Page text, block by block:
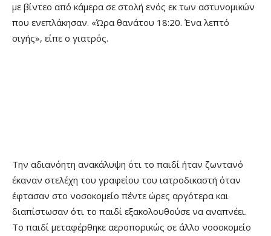
με βίντεο από κάμερα σε στολή ενός εκ των αστυνομικών
που ενεπλάκησαν. «Ώρα θανάτου 18:20. Ένα λεπτό
σιγής», είπε ο γιατρός.
Την αδιανόητη ανακάλυψη ότι το παιδί ήταν ζωντανό
έκαναν στελέχη του γραφείου του ιατροδικαστή όταν
έφτασαν στο νοσοκομείο πέντε ώρες αργότερα και
διαπίστωσαν ότι το παιδί εξακολουθούσε να αναπνέει.
Το παιδί μεταφέρθηκε αεροπορικώς σε άλλο νοσοκομείο